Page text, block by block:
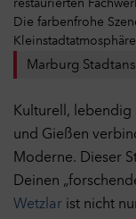
Marburg
Kulturell,
und Gießen
Moderne. Dieser
Deinen
Wetzlar ist nicht